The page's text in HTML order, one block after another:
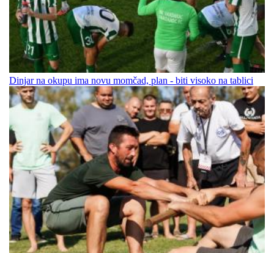
Dinjar na okupu ima novu momčad, plan - biti visoko na tablici